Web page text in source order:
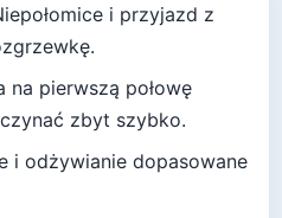
i przyjazd z
na pierwszą połowę
zbyt szybko.
i odżywianie dopasowane